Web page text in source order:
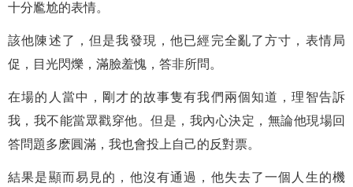
十分尷尬的表情。
該他陳述了，但是我發現，他已經完全亂了方寸，表情局
促，目光閃爍，滿臉羞愧，答非所問。
在場的人當中，剛才的故事隻有我們兩個知道，理智告訴
我，我不能當眾戳穿他。但是，我內心決定，無論他現場回
答問題多麽圓滿，我也會投上自己的反對票。
結果是顯而易見的，他沒有通過，他失去了一個人生的機